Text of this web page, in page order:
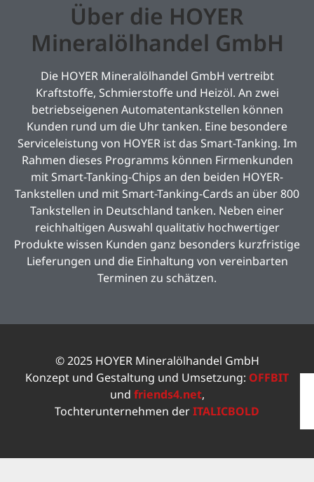
Über die HOYER
Mineralölhandel GmbH
Die HOYER Mineralölhandel GmbH vertreibt
Kraftstoffe, Schmierstoffe und Heizöl. An zwei
betriebseigenen Automatentankstellen können
Kunden rund um die Uhr tanken. Eine besondere
Serviceleistung von HOYER ist das Smart-Tanking. Im
Rahmen dieses Programms können Firmenkunden
mit Smart-Tanking-Chips an den beiden HOYER-
Tankstellen und mit Smart-Tanking-Cards an über 800
Tankstellen in Deutschland tanken. Neben einer
reichhaltigen Auswahl qualitativ hochwertiger
Produkte wissen Kunden ganz besonders kurzfristige
Lieferungen und die Einhaltung von vereinbarten
Terminen zu schätzen.
© 2025 HOYER Mineralölhandel GmbH
Konzept und Gestaltung und Umsetzung: OFFBIT
und friends4.net,
Tochterunternehmen derITALICBOLD